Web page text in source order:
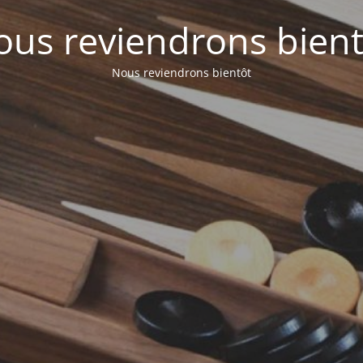
reviendrons
Nous reviendrons bientôt